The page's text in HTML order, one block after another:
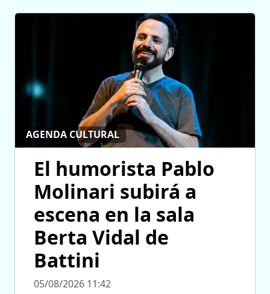
AGENDA CULTURAL
El humorista Pablo
Molinari subirá a
escena en la sala
Berta Vidal de
Battini
05/08/2026 11:42